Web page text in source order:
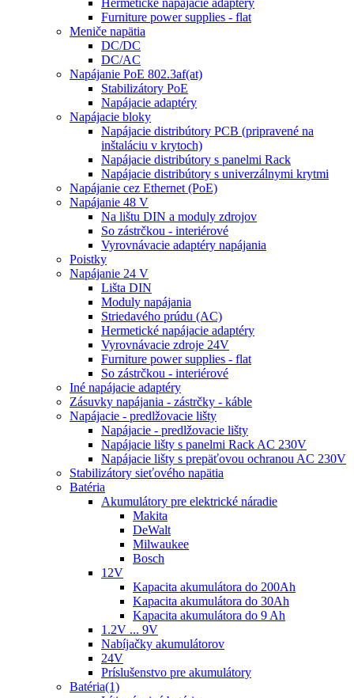
Hermetické napájacie adaptéry
Furniture power supplies - flat
Meniče napätia
DC/DC
DC/AC
Napájanie PoE 802.3af(at)
Stabilizátory PoE
Napájacie adaptéry
Napájacie bloky
Napájacie distribútory PCB (pripravené na
inštaláciu v krytoch)
Napájacie distribútory s panelmi Rack
Napájacie distribútory s univerzálnymi krytmi
Napájanie cez Ethernet (PoE)
Napájanie 48 V
Na lištu DIN a moduly zdrojov
So zástrčkou - interiérové
Vyrovnávacie adaptéry napájania
Poistky
Napájanie 24 V
Lišta DIN
Moduly napájania
Striedavého prúdu (AC)
Hermetické napájacie adaptéry
Vyrovnávacie zdroje 24V
Furniture power supplies - flat
So zástrčkou - interiérové
Iné napájacie adaptéry
Zásuvky napájania - zástrčky - káble
Napájacie - predlžovacie lišty
Napájacie - predlžovacie lišty
Napájacie lišty s panelmi Rack AC 230V
Napájacie lišty s prepäťovou ochranou AC 230V
Stabilizátory sieťového napätia
Batéria
Akumulátory pre elektrické náradie
Makita
DeWalt
Milwaukee
Bosch
12V
Kapacita akumulátora do 200Ah
Kapacita akumulátora do 30Ah
Kapacita akumulátora do 9 Ah
1.2V ... 9V
Nabíjačky akumulátorov
24V
Príslušenstvo pre akumulátory
Batéria(1)